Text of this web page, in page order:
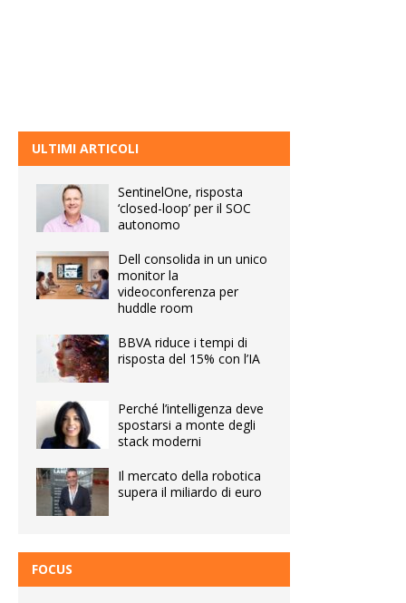
ULTIMI ARTICOLI
SentinelOne, risposta
‘closed-loop’ per il SOC
autonomo
Dell consolida in un unico
monitor la
videoconferenza per
huddle room
BBVA riduce i tempi di
risposta del 15% con l’IA
Perché l’intelligenza deve
spostarsi a monte degli
stack moderni
Il mercato della robotica
supera il miliardo di euro
FOCUS